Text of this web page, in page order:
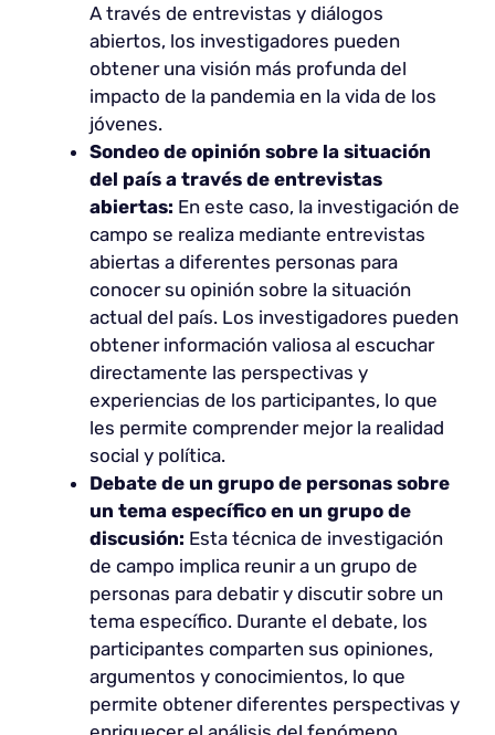
A través de entrevistas y diálogos
abiertos, los investigadores pueden
obtener una visión más profunda del
impacto de la pandemia en la vida de los
jóvenes.
Sondeo de opinión sobre la situación
del país a través de entrevistas
abiertas: En este caso, la investigación de
campo se realiza mediante entrevistas
abiertas a diferentes personas para
conocer su opinión sobre la situación
actual del país. Los investigadores pueden
obtener información valiosa al escuchar
directamente las perspectivas y
experiencias de los participantes, lo que
les permite comprender mejor la realidad
social y política.
Debate de un grupo de personas sobre
un tema específico en un grupo de
discusión: Esta técnica de investigación
de campo implica reunir a un grupo de
personas para debatir y discutir sobre un
tema específico. Durante el debate, los
participantes comparten sus opiniones,
argumentos y conocimientos, lo que
permite obtener diferentes perspectivas y